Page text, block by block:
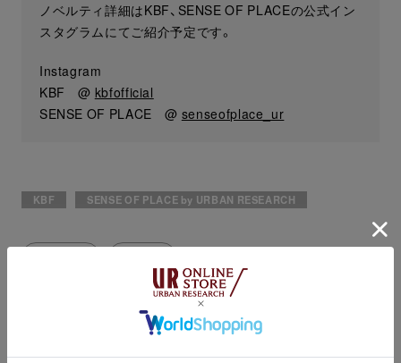
ノベルティ詳細はKBF、SENSE OF PLACEの公式イン
スタグラムにてご紹介予定です。
Instagram
KBF @ kbfofficial
SENSE OF PLACE @ senseofplace_ur
KBF SENSE OF PLACE by URBAN RESEARCH